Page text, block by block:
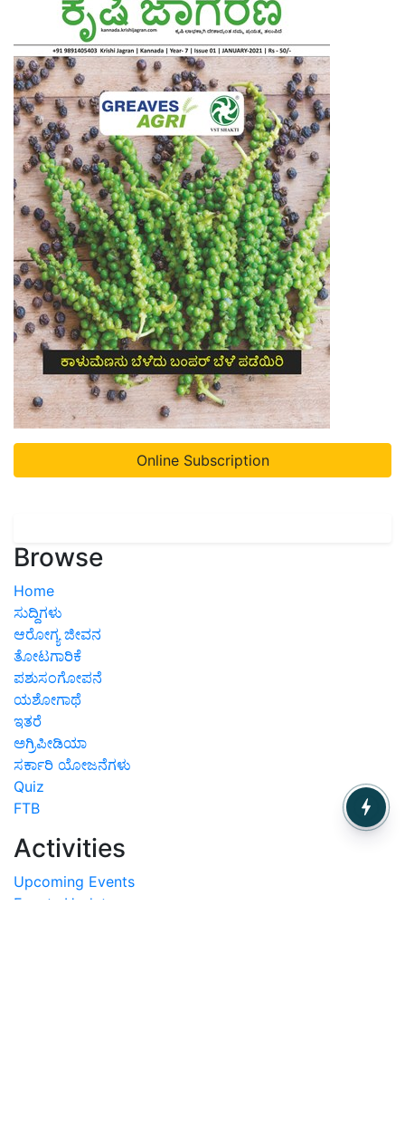
Online Subscription
Browse
Home
ಸುದ್ದಿಗಳು
ಆರೋಗ್ಯ ಜೀವನ
ತೋಟಗಾರಿಕೆ
ಪಶುಸಂಗೋಪನೆ
ಯಶೋಗಾಥೆ
ಇತರೆ
ಅಗ್ರಿಪೀಡಿಯಾ
ಸರ್ಕಾರಿ ಯೋಜನೆಗಳು
Quiz
FTB
Activities
Upcoming Events
Events Update